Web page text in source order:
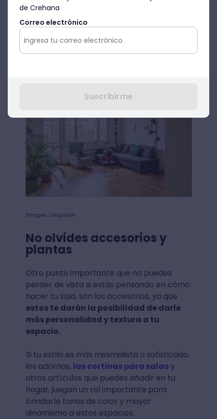
ambiente que le quieras dar a tu espacio,
de luces:
Imagen: Unsplash
No olvides accesorios y
plantas
Otro punto importante que no puedes
perder de vista si estás pensando en cómo
hacer tu sala, son los accesorios, ya que
estos te darán la posibilidad de darle
más personalidad y textura a tu
espacio.
Si tu estilo es más minimalista o sofisticado,
los adornos, las cortinas para salasy
otros artículos que puedes añadir en tu
hogar, juegan un rol importante para
brindarle tonos de color y mayor
dinamismo a estos espacios.
de Crehana
Correo electrónico
Suscribirme